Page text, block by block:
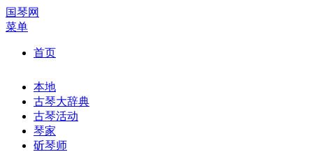
国琴网
菜单
首页
本地
古琴大辞典
古琴活动
琴家
斫琴师